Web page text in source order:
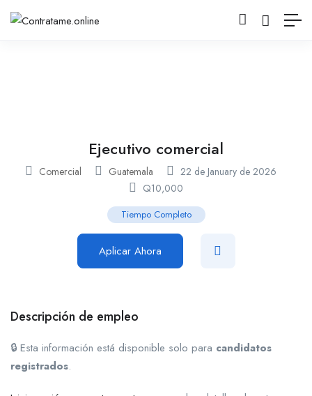
Ejecutivo comercial
Comercial Guatemala
22 de January de 2026
Q10,000
Tiempo Completo
Aplicar Ahora
Descripción de empleo
🔒 Esta información está disponible solo para candidatos
registrados.